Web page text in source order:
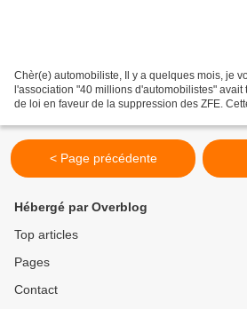
Chèr(e) automobiliste, Il y a quelques mois, je
l'association "40 millions d'automobilistes"
de loi en faveur de la suppression des ZFE.
< Page précédente
Hébergé par Overblog
Top articles
Pages
Contact